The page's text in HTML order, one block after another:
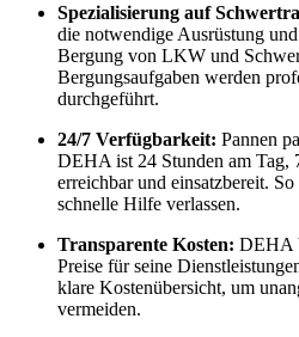
Spezialisierung auf
die notwendige Ausrüstung
Bergung von LKW und
Bergungsaufgaben werden
durchgeführt.
24/7 Verfügbarkeit: Pannen
DEHA ist 24 Stunden am Tag,
erreichbar und einsatzbereit.
schnelle Hilfe verlassen.
Transparente Kosten: DEHA
Preise für seine
klare Kostenübersicht, um
vermeiden.